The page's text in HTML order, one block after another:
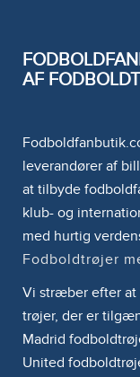
AF
leverandører af
at tilbyde
klub- og
med hurtig
Fodboldtrøjer
Vi stræber efter at
trøjer, der er
Madrid
United